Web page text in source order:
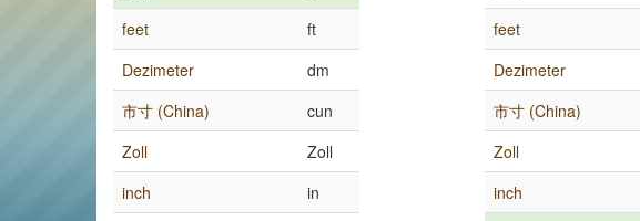
feet
ft
Dezimeter
dm
市寸 (China)
cun
Zoll
Zoll
inch
in
feet
Dezimeter
市寸 (China)
Zoll
inch